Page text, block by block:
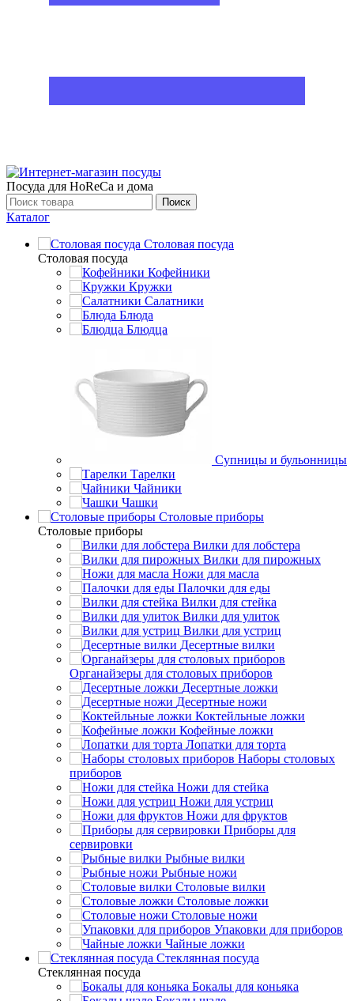
Посуда для HoReCa и дома
Поиск
Каталог
Столовая посуда
Столовая посуда
Кофейники
Кружки
Салатники
Блюда
Блюдца
Супницы и бульонницы
Тарелки
Чайники
Чашки
Cтоловые приборы
Cтоловые приборы
Вилки для лобстера
Вилки для пирожных
Ножи для масла
Палочки для еды
Вилки для стейка
Вилки для улиток
Вилки для устриц
Десертные вилки
Органайзеры для столовых приборов
Десертные ложки
Десертные ножи
Коктейльные ложки
Кофейные ложки
Лопатки для торта
Наборы столовых
приборов
Ножи для стейка
Ножи для устриц
Ножи для фруктов
Приборы для
сервировки
Рыбные вилки
Рыбные ножи
Столовые вилки
Столовые ложки
Столовые ножи
Упаковки для приборов
Чайные ложки
Стеклянная посуда
Стеклянная посуда
Бокалы для коньяка